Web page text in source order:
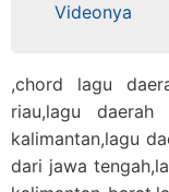
Videonya
,chord lagu
riau,lagu
kalimantan,lagu
dari jawa